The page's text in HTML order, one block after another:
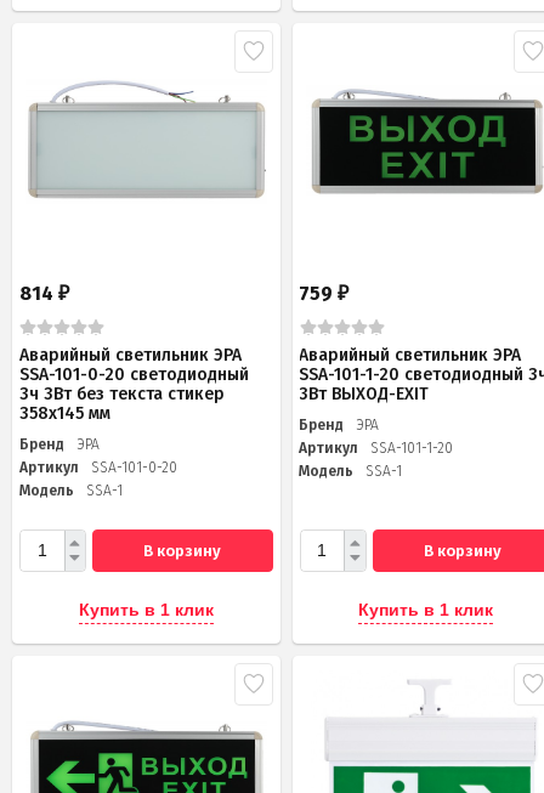
814 ₽
Аварийный светильник ЭРА
SSA-101-0-20 светодиодный
3ч 3Вт без текста стикер
358х145 мм
Бренд
ЭРА
Артикул
SSA-101-0-20
Модель
SSA-1
В корзину
Купить в 1 клик
759₽
Аварийный светильник ЭРА
SSA-101-1-20 светодиодный
3Вт ВЫХОД-EXIT
Бренд
ЭРА
Артикул
SSA-101-1-20
Модель
SSA-1
В корзину
Купить в 1 клик